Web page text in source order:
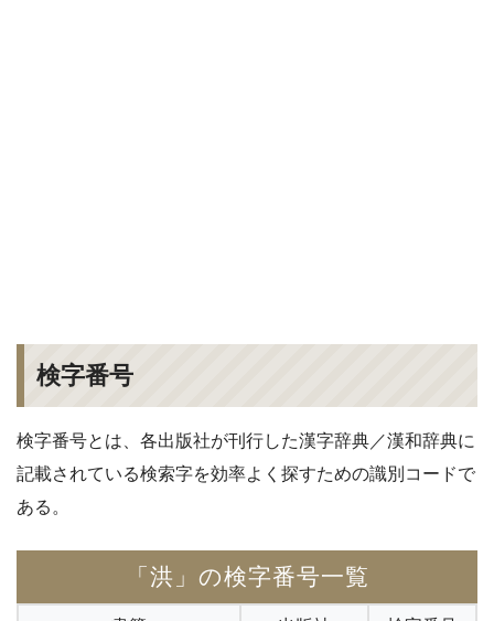
検字番号
検字番号とは、各出版社が刊行した漢字辞典／漢和辞典に
記載されている検索字を効率よく探すための識別コードで
ある。
「洪」の検字番号一覧